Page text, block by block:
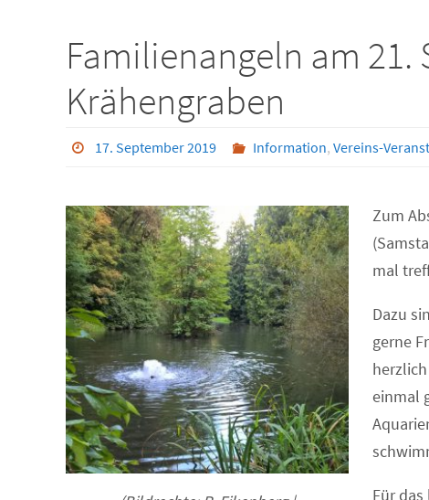
Familienangeln am 21.
Krähengraben
17. September 2019 Information, Vereins-
Zum
mal
Dazu
gerne
einmal
Für